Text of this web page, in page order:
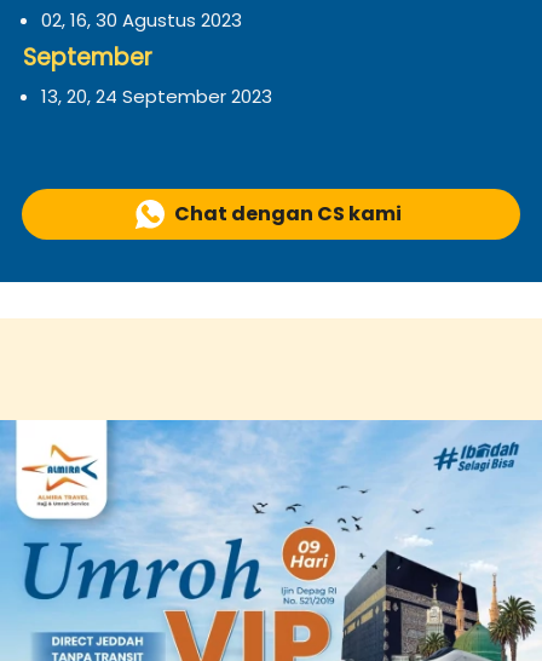
02, 16, 30 Agustus 2023
September
13, 20, 24 September 2023
` Chat dengan CS kami